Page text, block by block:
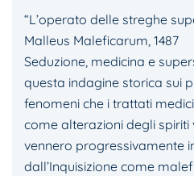
“L’operato delle streghe
Malleus Maleficarum, 1487
Seduzione, medicina e
questa indagine storica sui
fenomeni che i trattati
come alterazioni degli
vennero progressivamente
dall’Inquisizione come